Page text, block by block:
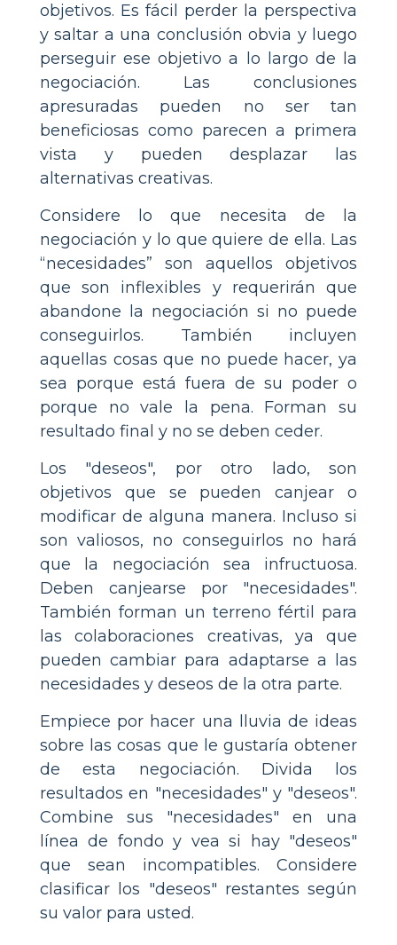
objetivos. Es fácil perder la perspectiva
y saltar a una conclusión obvia y luego
perseguir ese objetivo a lo largo de la
negociación. Las conclusiones
apresuradas pueden no ser tan
beneficiosas como parecen a primera
vista y pueden desplazar las
alternativas creativas.
Considere lo que necesita de la
negociación y lo que quiere de ella. Las
“necesidades” son aquellos objetivos
que son inflexibles y requerirán que
abandone la negociación si no puede
conseguirlos. También incluyen
aquellas cosas que no puede hacer, ya
sea porque está fuera de su poder o
porque no vale la pena. Forman su
resultado final y no se deben ceder.
Los "deseos", por otro lado, son
objetivos que se pueden canjear o
modificar de alguna manera. Incluso si
son valiosos, no conseguirlos no hará
que la negociación sea infructuosa.
Deben canjearse por "necesidades".
También forman un terreno fértil para
las colaboraciones creativas, ya que
pueden cambiar para adaptarse a las
necesidades y deseos de la otra parte.
Empiece por hacer una lluvia de ideas
sobre las cosas que le gustaría obtener
de esta negociación. Divida los
resultados en "necesidades" y "deseos".
Combine sus "necesidades" en una
línea de fondo y vea si hay "deseos"
que sean incompatibles. Considere
clasificar los "deseos" restantes según
su valor para usted.